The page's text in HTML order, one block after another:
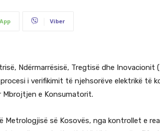
Viber
Ndërmarrësisë, Tregtisë dhe
i verifikimit të njehsorëve elektrikë të
Mbrojtjen e Konsumatorit.
Metrologjisë së Kosovës, nga kontrollet e